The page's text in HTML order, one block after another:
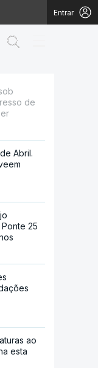
Entrar
de
Abril.
25
ao
esta